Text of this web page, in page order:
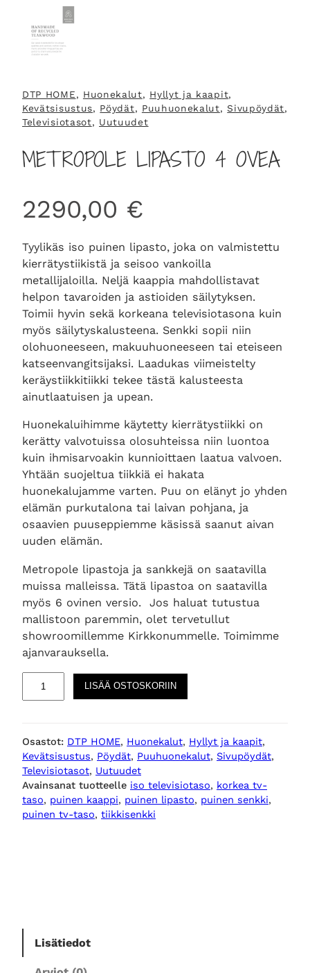
DTP HOME, Huonekalut, Hyllyt ja kaapit
Kevätsisustus, Pöydät, Puuhuonekalut, Sivupöydät
Televisiotasot, Uutuudet
METROPOLE LIPASTO 4 OVEA
2290,00 €
Tyylikäs iso puinen lipasto, joka on valmistettu
kierrätystiikistä ja seisoo vankoilla
metallijaloilla. Neljä kaappia mahdollistavat
helpon tavaroiden ja astioiden säilytyksen.
Toimii hyvin sekä korkeana televisiotasona kuin
myös säilytyskalusteena. Senkki sopii niin
olohuoneeseen, makuuhuoneeseen tai eteiseen
katseenvangitsijaksi. Laadukas viimeistelty
keräystiikkitiikki tekee tästä kalusteesta
ainutlaatuisen ja upean.
Huonekaluihimme käytetty kierrätystiikki on
kerätty valvotuissa olosuhteissa niin luontoa
kuin ihmisarvoakin kunnioittaen laatua valvoen.
Yhtään suojeltua tiikkiä ei hakata
huonekalujamme varten. Puu on elänyt jo yhden
elämän purkutalona tai laivan pohjana, ja
osaavien puuseppiemme käsissä saanut aivan
uuden elämän.
Metropole lipastoja ja sankkejä on saatavilla
muissa malleissa. Tätä lipastoa on saatavilla
myös 6 ovinen versio. Jos haluat tutustua
mallistoon paremmin, olet tervetullut
showroomillemme Kirkkonummelle. Toimimme
ajanvarauksella.
o
p
o
l
e
o
LISÄÄ OSTOSKORIIN
Osastot: DTP HOME, Huonekalut, Hyllyt ja kaapit
Kevätsisustus, Pöydät, Puuhuonekalut, Sivupöydät
Televisiotasot, Uutuudet
Avainsanat tuotteelle iso televisiotaso, korkea tv-
taso, puinen kaappi, puinen lipasto, puinen senkki
puinen tv-taso, tiikkisenkki
Lisätiedot